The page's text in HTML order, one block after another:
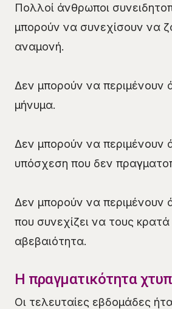
Πολλοί άνθρωποι
μπορούν να συνεχίσουν να
αναμονή.
Δεν μπορούν να περιμένουν
μήνυμα.
Δεν μπορούν να περιμένουν
υπόσχεση που δεν
Δεν μπορούν να περιμένουν
που συνεχίζει να τους
αβεβαιότητα.
Η πραγματικότητα
Οι τελευταίες εβδομάδες